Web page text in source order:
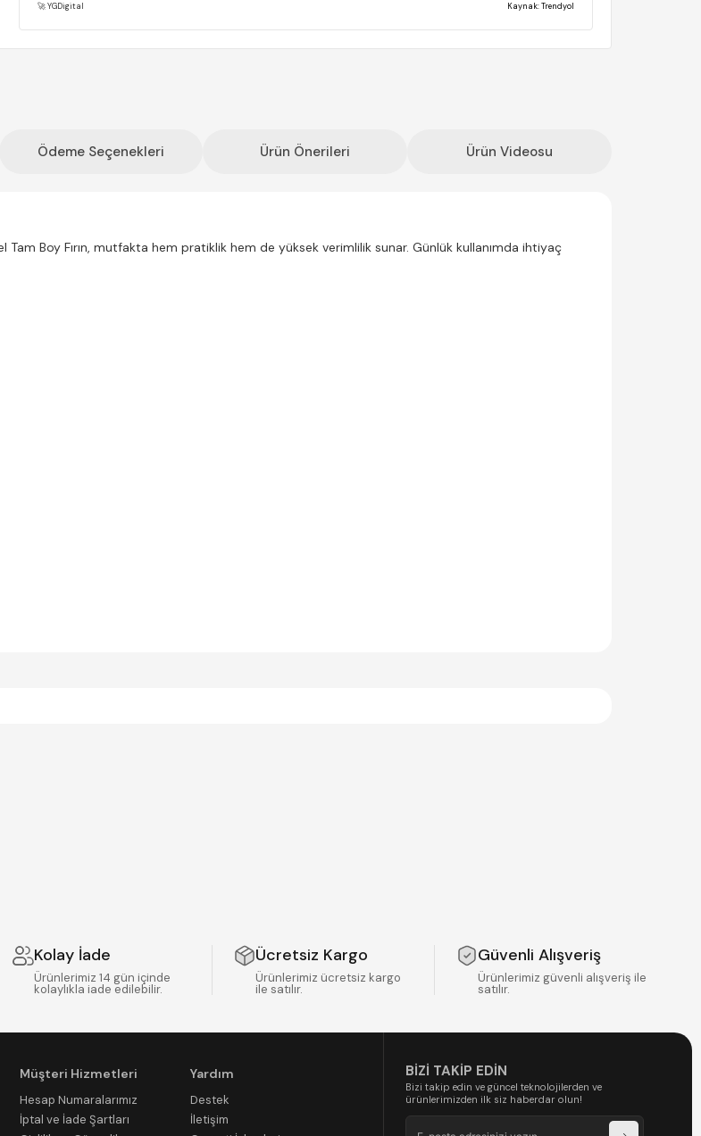
(0)
🚀 YGDigital Kaynak: Trendyol
Ödeme Seçenekleri Ürün Önerileri Ürün Videosu
Tam Boy Fırın, mutfakta hem pratiklik hem de yüksek verimlilik sunar. Günlük kullanımda ihtiyaç
Kolay İade
Ürünlerimiz 14 gün içinde
kolaylıkla iade edilebilir.
Ücretsiz Kargo
Ürünlerimiz ücretsiz kargo
ile satılır.
Güvenli Alışveriş
Ürünlerimiz güvenli alışveriş ile
satılır.
Müşteri Hizmetleri
Hesap Numaralarımız
İptal ve İade Şartları
Yardım
Destek
İletişim
BİZİ TAKİP EDİN
Bizi takip edin ve güncel teknolojilerden ve
ürünlerimizden ilk siz haberdar olun!